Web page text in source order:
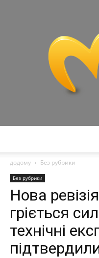
додому
Без рубрики
Без рубрики
Нова
гріється
технічні